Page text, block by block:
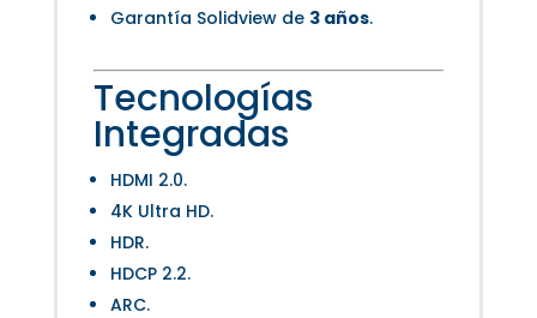
Garantía Solidview de 3 años.
Tecnologías
Integradas
HDMI 2.0.
4K Ultra HD.
HDR.
HDCP 2.2.
ARC.